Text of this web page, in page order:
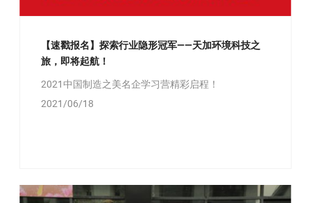
【速戳报名】探索行业隐形冠军——天加环境科技之
旅，即将起航！
2021中国制造之美名企学习营精彩启程！
2021/06/18